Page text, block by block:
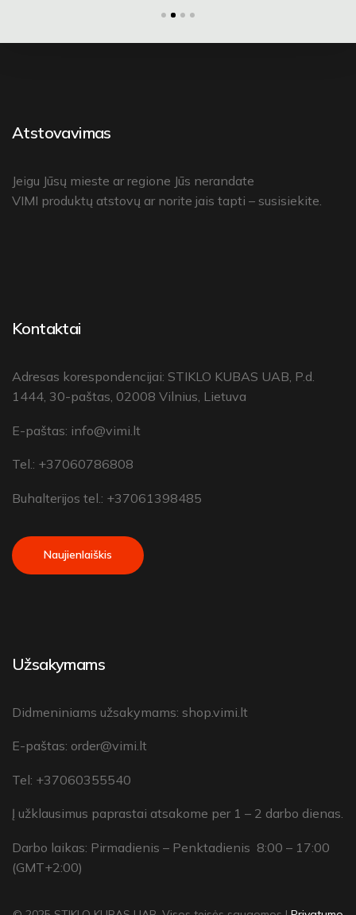
Atstovavimas
Jeigu Jūsų mieste ar regione Jūs nerandate
VIMI produktų atstovų ar norite jais tapti – susisiekite
Kontaktai
Adresas korespondencijai: STIKLO KUBAS UAB, P.d.
1444, 30-paštas, 02008 Vilnius, Lietuva
E-paštas: info@vimi.lt
Tel.: +37060786808
Buhalterijos tel.: +37061398485
Naujienlaiškis
Užsakymams
Didmeniniams užsakymams: shop.vimi.lt
E-paštas: order@vimi.lt
Tel: +37060355540
Į užklausimus paprastai atsakome per 1 – 2 darbo dienas.
Darbo laikas: Pirmadienis – Penktadienis 8:00 – 17:00
(GMT+2:00)